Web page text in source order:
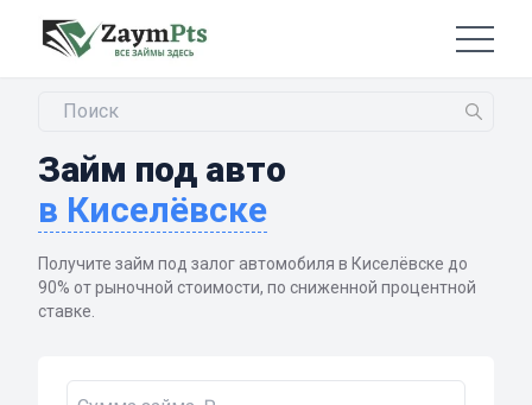
Займ под авто
в Киселёвске
Получите займ под залог автомобиля в Киселёвске до
90% от рыночной стоимости, по сниженной процентной
ставке.